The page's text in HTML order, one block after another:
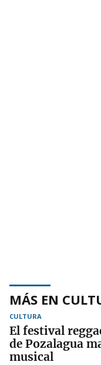
MÁS EN
CULTURA
El festival
de Pozalagua
musical